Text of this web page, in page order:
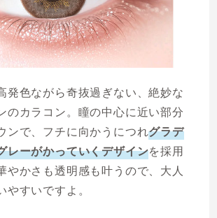
発色ながら奇抜過ぎない、絶妙な
のカラコン。瞳の中心に近い部分
ンで、フチに向かうにつれグラデ
レーがかっていくデザインを採用
やかさも透明感も叶うので、大人
やすいですよ。